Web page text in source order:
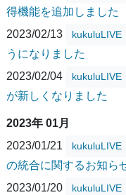
得機能を追加しました
2023/02/13
kukuluLIVE
うになりました
2023/02/04
kukuluLIVE
が新しくなりました
2023年 01月
2023/01/21
kukuluLIVE
の統合に関するお知ら
2023/01/20
kukuluLIVE